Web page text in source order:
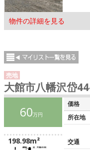
物件の詳細を見る
売地
大館市八幡沢岱
60万円
198.98m²
価格
所在地
交通